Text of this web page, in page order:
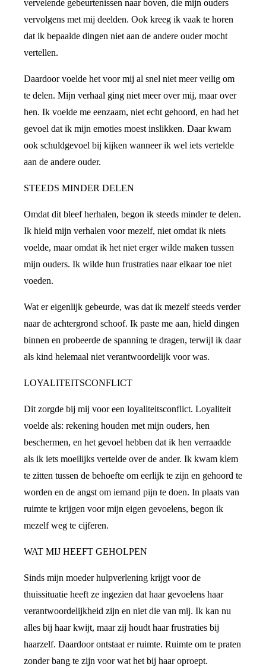
vervelende gebeurtenissen naar boven, die mijn ouders
vervolgens met mij deelden. Ook kreeg ik vaak te horen
dat ik bepaalde dingen niet aan de andere ouder mocht
vertellen.
Daardoor voelde het voor mij al snel niet meer veilig om
te delen. Mijn verhaal ging niet meer over mij, maar over
hen. Ik voelde me eenzaam, niet echt gehoord, en had het
gevoel dat ik mijn emoties moest inslikken. Daar kwam
ook schuldgevoel bij kijken wanneer ik wel iets vertelde
aan de andere ouder.
STEEDS MINDER DELEN
Omdat dit bleef herhalen, begon ik steeds minder te delen.
Ik hield mijn verhalen voor mezelf, niet omdat ik niets
voelde, maar omdat ik het niet erger wilde maken tussen
mijn ouders. Ik wilde hun frustraties naar elkaar toe niet
voeden.
Wat er eigenlijk gebeurde, was dat ik mezelf steeds verder
naar de achtergrond schoof. Ik paste me aan, hield dingen
binnen en probeerde de spanning te dragen, terwijl ik daar
als kind helemaal niet verantwoordelijk voor was.
LOYALITEITSCONFLICT
Dit zorgde bij mij voor een loyaliteitsconflict. Loyaliteit
voelde als: rekening houden met mijn ouders, hen
beschermen, en het gevoel hebben dat ik hen verraadde
als ik iets moeilijks vertelde over de ander. Ik kwam klem
te zitten tussen de behoefte om eerlijk te zijn en gehoord te
worden en de angst om iemand pijn te doen. In plaats van
ruimte te krijgen voor mijn eigen gevoelens, begon ik
mezelf weg te cijferen.
WAT MIJ HEEFT GEHOLPEN
Sinds mijn moeder hulpverlening krijgt voor de
thuissituatie heeft ze ingezien dat haar gevoelens haar
verantwoordelijkheid zijn en niet die van mij. Ik kan nu
alles bij haar kwijt, maar zij houdt haar frustraties bij
haarzelf. Daardoor ontstaat er ruimte. Ruimte om te praten
zonder bang te zijn voor wat het bij haar oproept.